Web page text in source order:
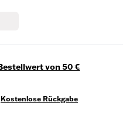
von 50 €
Kostenlose Rückgabe